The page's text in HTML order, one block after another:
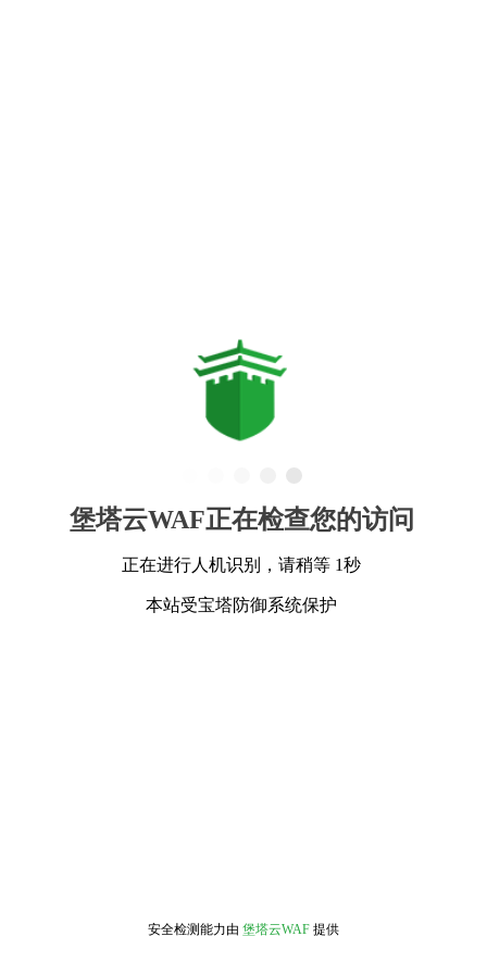
堡塔云WAF正在检查您的访问
正在进行人机识别，请稍等 1秒
本站受宝塔防御系统保护
安全检测能力由 堡塔云WAF 提供